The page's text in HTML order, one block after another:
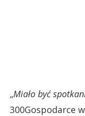
„Miało być
300Gospodarce